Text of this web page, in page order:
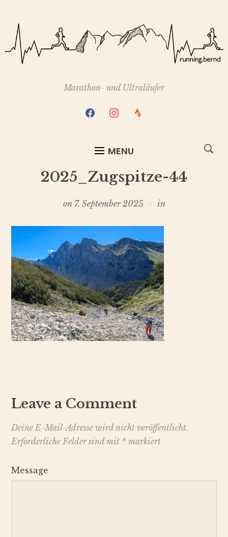
Marathon- und Ultraläufer
facebookinstagram
strava
MENU
2025_Zugspitze-44
on 7. September 2025 in
Leave a Comment
Deine E-Mail-Adresse wird nicht veröffentlicht.
Erforderliche Felder sind mit *markiert
Message